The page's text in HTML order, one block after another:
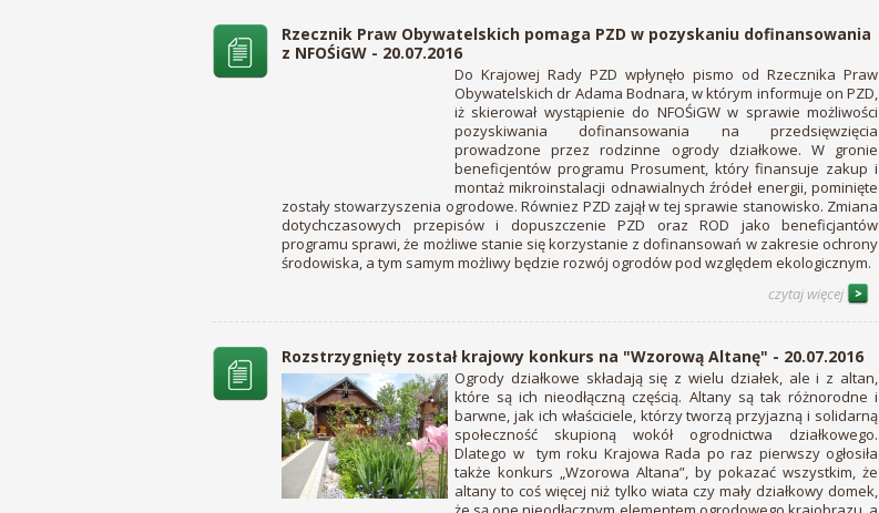
Rzecznik Praw Obywatelskich pomaga PZD w pozyskaniu dofinansowania
z NFOŚiGW - 20.07.2016
Do Krajowej Rady PZD wpłynęło pismo od Rzecznika Praw
Obywatelskich dr Adama Bodnara, w którym informuje on PZD,
iż skierował wystąpienie do NFOŚiGW w sprawie możliwości
pozyskiwania dofinansowania na przedsięwzięcia
prowadzone przez rodzinne ogrody działkowe. W gronie
beneficjentów programu Prosument, który finansuje zakup i
montaż mikroinstalacji odnawialnych źródeł energii, pominięte
zostały stowarzyszenia ogrodowe. Równiez PZD zajął w tej sprawie stanowisko. Zmiana
dotychczasowych przepisów i dopuszczenie PZD oraz ROD jako beneficjantów
programu sprawi, że możliwe stanie się korzystanie z dofinansowań w zakresie ochrony
środowiska, a tym samym możliwy będzie rozwój ogrodów pod względem ekologicznym.
czytaj więcej
Rozstrzygnięty został krajowy konkurs na "Wzorową Altanę" - 20.07.2016
Ogrody działkowe składają się z wielu działek, ale i z altan,
które są ich nieodłączną częścią. Altany są tak różnorodne i
barwne, jak ich właściciele, którzy tworzą przyjazną i solidarną
społeczność skupioną wokół ogrodnictwa działkowego.
Dlatego w tym roku Krajowa Rada po raz pierwszy ogłosiła
także konkurs „Wzorowa Altana”, by pokazać wszystkim, że
altany to coś więcej niż tylko wiata czy mały działkowy domek,